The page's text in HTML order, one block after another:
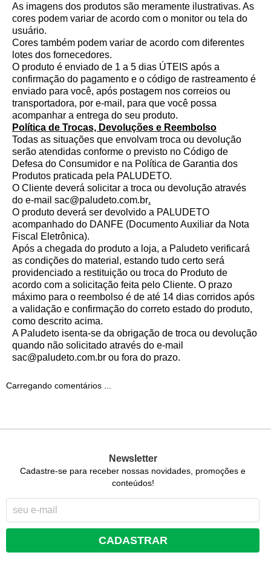
As imagens dos produtos são meramente ilustrativas. As
cores podem variar de acordo com o monitor ou tela do
usuário.
Cores também podem variar de acordo com diferentes
lotes dos fornecedores.
O produto é enviado de 1 a 5 dias ÚTEIS após a
confirmação do pagamento e o código de rastreamento é
enviado para você, após postagem nos correios ou
transportadora, por e-mail, para que você possa
acompanhar a entrega do seu produto.
Política de Trocas, Devoluções e Reembolso
Todas as situações que envolvam troca ou devolução
serão atendidas conforme o previsto no Código de
Defesa do Consumidor e na Política de Garantia dos
Produtos praticada pela PALUDETO.
O Cliente deverá solicitar a troca ou devolução através
do e-mail sac@paludeto.com.br.
O produto deverá ser devolvido a PALUDETO
acompanhado do DANFE (Documento Auxiliar da Nota
Fiscal Eletrônica).
Após a chegada do produto a loja, a Paludeto verificará
as condições do material, estando tudo certo será
providenciado a restituição ou troca do Produto de
acordo com a solicitação feita pelo Cliente. O prazo
máximo para o reembolso é de até 14 dias corridos após
a validação e confirmação do correto estado do produto,
como descrito acima.
A Paludeto isenta-se da obrigação de troca ou devolução
quando não solicitado através do e-mail
sac@paludeto.com.br ou fora do prazo.
Carregando comentários ...
Newsletter
Cadastre-se para receber nossas novidades, promoções e
conteúdos!
CADASTRAR